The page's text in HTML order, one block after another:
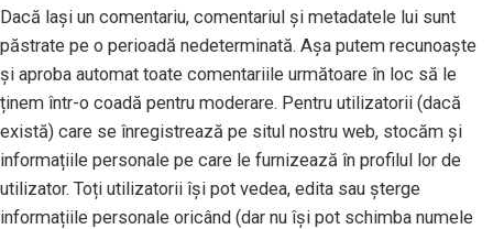
Dacă lași un comentariu, comentariul și metadatele lui sunt
păstrate pe o perioadă nedeterminată. Așa putem recunoaște
și aproba automat toate comentariile următoare în loc să le
ținem într-o coadă pentru moderare. Pentru utilizatorii (dacă
există) care se înregistrează pe situl nostru web, stocăm și
informațiile personale pe care le furnizează în profilul lor de
utilizator. Toți utilizatorii își pot vedea, edita sau șterge
informațiile personale oricând (dar nu își pot schimba numele